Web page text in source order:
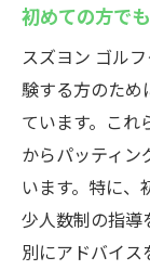
初めての方で
スズヨン ゴル
験する方のため
ています。これ
からパッティン
います。特に、
少人数制の指導
別にアドバイス